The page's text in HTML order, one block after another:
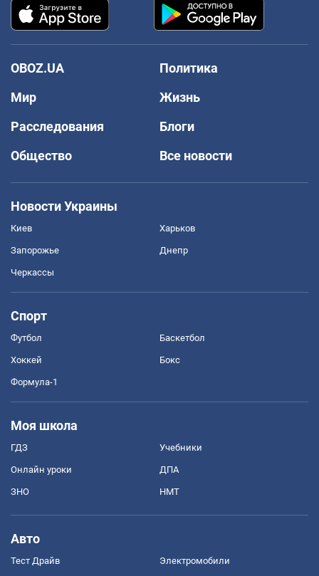
OBOZ.UA
Политика
Мир
Жизнь
Расследования
Блоги
Общество
Все новости
Новости Украины
Киев Харьков
Запорожье Днепр
Черкассы
Спорт
Футбол Баскетбол
Хоккей Бокс
Формула-1
Моя школа
ГДЗ Учебники
Онлайн уроки ДПА
ЗНО НМТ
Авто
Тест Драйв Электромобили